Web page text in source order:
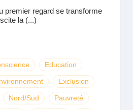
premier regard se transforme
la (...)
Education
Exclusion
Nord/Sud Pauvreté